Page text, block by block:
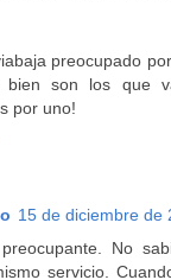
preocupado
bien son los que
por uno!
15 de diciembre de
No
servicio.